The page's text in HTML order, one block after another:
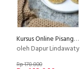
Kursus Online Pisang Buncit Dapur Lindawaty PU
oleh Dapur Lindawaty
Rp 178.800